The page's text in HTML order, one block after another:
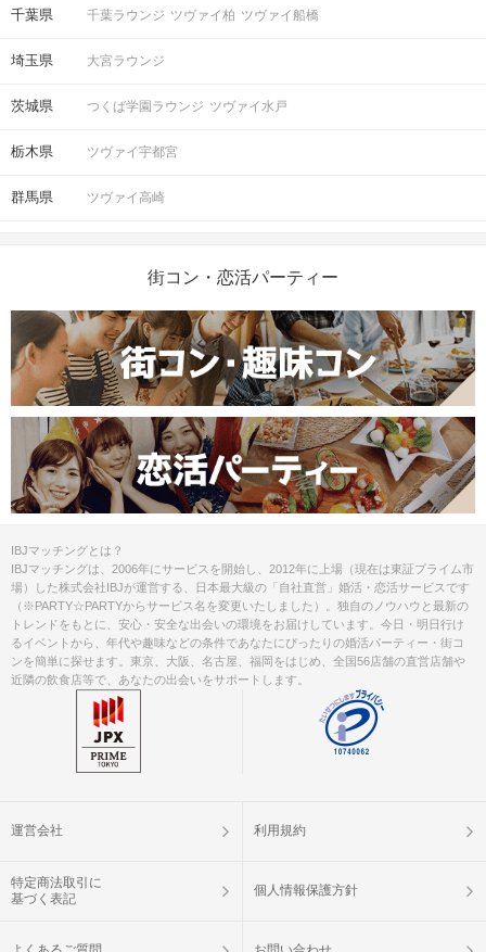
人数
※募集締め切り以降のキャンセルによ
スマートフォン・顔写真付きの身分証
お食事
清潔感のある服装でお越しください。
注意事項
＜QRコード受付について＞
・受付前に以下①②をご対応のうえ、
ご来場ください。
完了していない場合は、ご参加いた
だけません。
①公式アプリのダウンロード ・ログイ
ン
②本人確認書類の事前アップロード
キャンセル
について
額のキャンセル料が発生します。
掲載開始日：2024/7/11
千葉県 千葉ラウンジ ツヴァイ柏 ツヴァイ船橋
埼玉県 大宮ラウンジ
茨城県 つくば学園ラウンジ ツヴァイ水戸
栃木県 ツヴァイ宇都宮
群馬県 ツヴァイ高崎
街コン・恋活パーティー
IBJマッチングとは？
IBJマッチングは、2006年にサービスを開始し、2012年に上場（現在は東証プライム市
場）した株式会社IBJが運営する、日本最大級の「自社直営」婚活・恋活サービスです
（※PARTY☆PARTYからサービス名を変更いたしました）。独自のノウハウと最新の
トレンドをもとに、安心・安全な出会いの環境をお届けしています。今日・明日行け
るイベントから、年代や趣味などの条件であなたにぴったりの婚活パーティー・街コ
ンを簡単に探せます。東京、大阪、名古屋、福岡をはじめ、全国56店舗の直営店舗や
近隣の飲食店等で、あなたの出会いをサポートします。
運営会社 利用規約
特定商法取引に
基づく表記
個人情報保護方針